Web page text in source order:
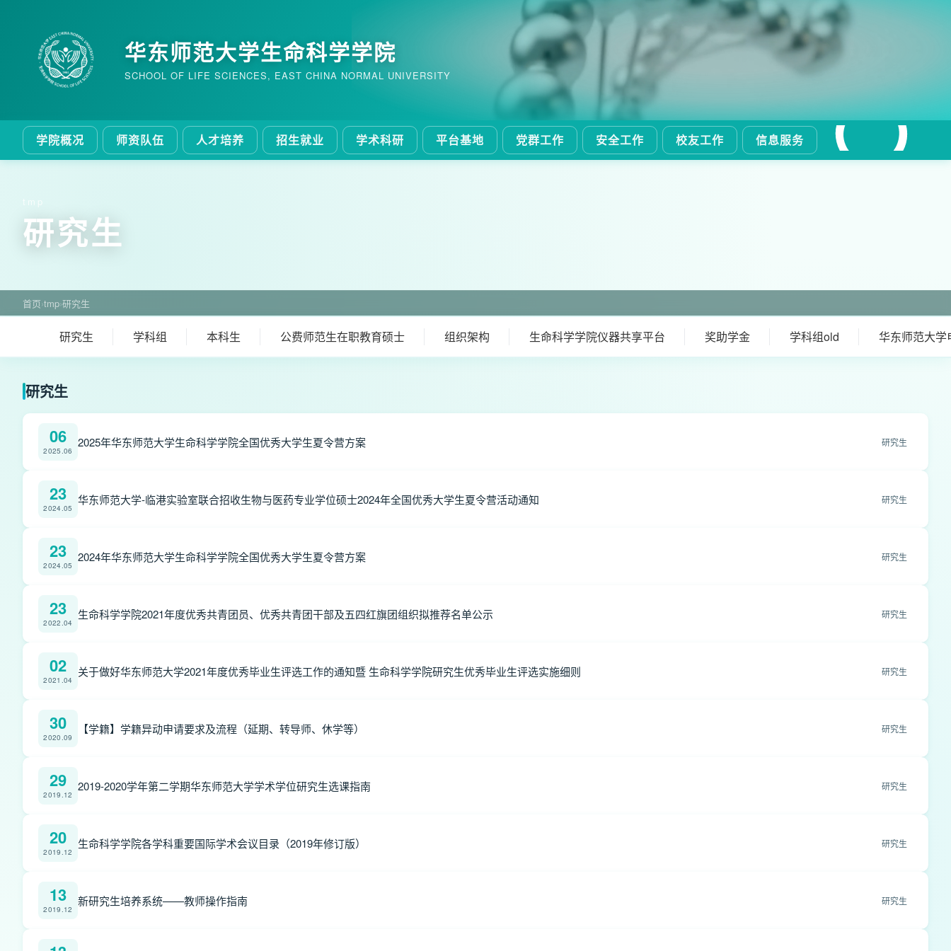
华东师范大学生命科学学院
SCHOOL OF LIFE SCIENCES, EAST CHINA NORMAL UNIVERSITY
学院概况 师资队伍 人才培养 招生就业 学术科研 平台基地 党群工作 安全工作 校友工作 信息服务
tmp
研究生
首页›tmp›研究生
研究生 学科组 本科生 公费师范生在职教育硕士 组织架构 生命科学学院仪器共享平台 奖助学金 学科组old 华东师范大学
研究生
06
2025.06
2025年华东师范大学生命科学学院全国优秀大学生夏令营方案 研究生
23
2024.05
华东师范大学-临港实验室联合招收生物与医药专业学位硕士2024年全国优秀大学生夏令营活动通知 研究生
23
2024.05
2024年华东师范大学生命科学学院全国优秀大学生夏令营方案 研究生
23
2022.04
生命科学学院2021年度优秀共青团员、优秀共青团干部及五四红旗团组织拟推荐名单公示 研究生
02
2021.04
关于做好华东师范大学2021年度优秀毕业生评选工作的通知暨 生命科学学院研究生优秀毕业生评选实施细则 研究生
30
2020.09
【学籍】学籍异动申请要求及流程（延期、转导师、休学等） 研究生
29
2019.12
2019-2020学年第二学期华东师范大学学术学位研究生选课指南 研究生
20
2019.12
生命科学学院各学科重要国际学术会议目录（2019年修订版） 研究生
13
2019.12
新研究生培养系统——教师操作指南 研究生